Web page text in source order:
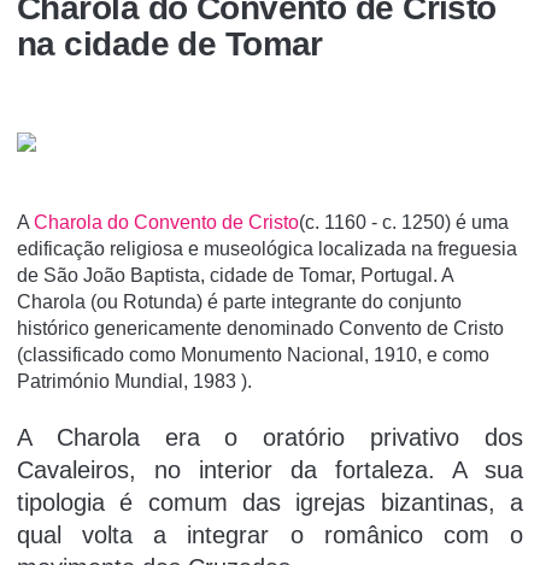
Charola do Convento de Cristo
na cidade de Tomar
A Charola do Convento de Cristo(c. 1160 - c. 1250) é uma
edificação religiosa e museológica localizada na freguesia
de São João Baptista, cidade de Tomar, Portugal. A
Charola (ou Rotunda) é parte integrante do conjunto
histórico genericamente denominado Convento de Cristo
(classificado como Monumento Nacional, 1910, e como
Património Mundial, 1983 ).
A Charola era o oratório privativo dos
Cavaleiros, no interior da fortaleza. A sua
tipologia é comum das igrejas bizantinas, a
qual volta a integrar o românico com o